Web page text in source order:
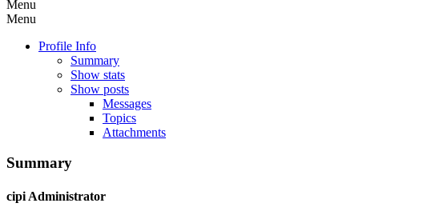
Menu
Menu
Profile Info
Summary
Show stats
Show posts
Messages
Topics
Attachments
Summary
cipi Administrator